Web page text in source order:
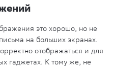
это хорошо, но не
на больших экранах.
отображаться и для
гаджетах. К тому же, не